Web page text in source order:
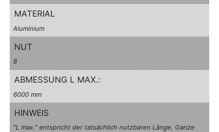
MATERIAL
Aluminium
NUT
8
ABMESSUNG L MAX.:
6000 mm
HINWEIS
"L max." entspricht der tatsächlich nutzbaren Länge. Ganze